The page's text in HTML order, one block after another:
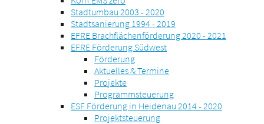
Stadtumbau 2003 - 2020
Stadtsanierung 1994 - 2019
EFRE Brachflächenförderung 2020 - 2021
EFRE Förderung Südwest
Förderung
Aktuelles & Termine
Projekte
Programmsteuerung
ESF Förderung in Heidenau 2014 - 2020
Projektsteuerung